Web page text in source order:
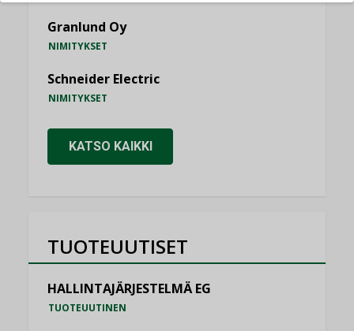
Granlund Oy
NIMITYKSET
Schneider Electric
NIMITYKSET
KATSO KAIKKI
TUOTEUUTISET
HALLINTAJÄRJESTELMÄ EG
TUOTEUUTINEN